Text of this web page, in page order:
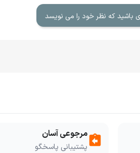
assignment_returnمرجوعی آسان
پشتیبانی پاسخگو